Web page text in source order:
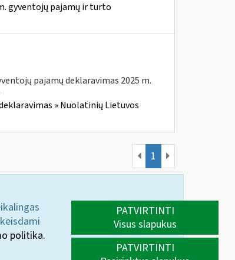
gyventojų pajamų ir turto
pajamų deklaravimas 2025 m.
» Nuolatinių Lietuvos
1
politika.
PATVIRTINTI
Visus slapukus
PATVIRTINTI